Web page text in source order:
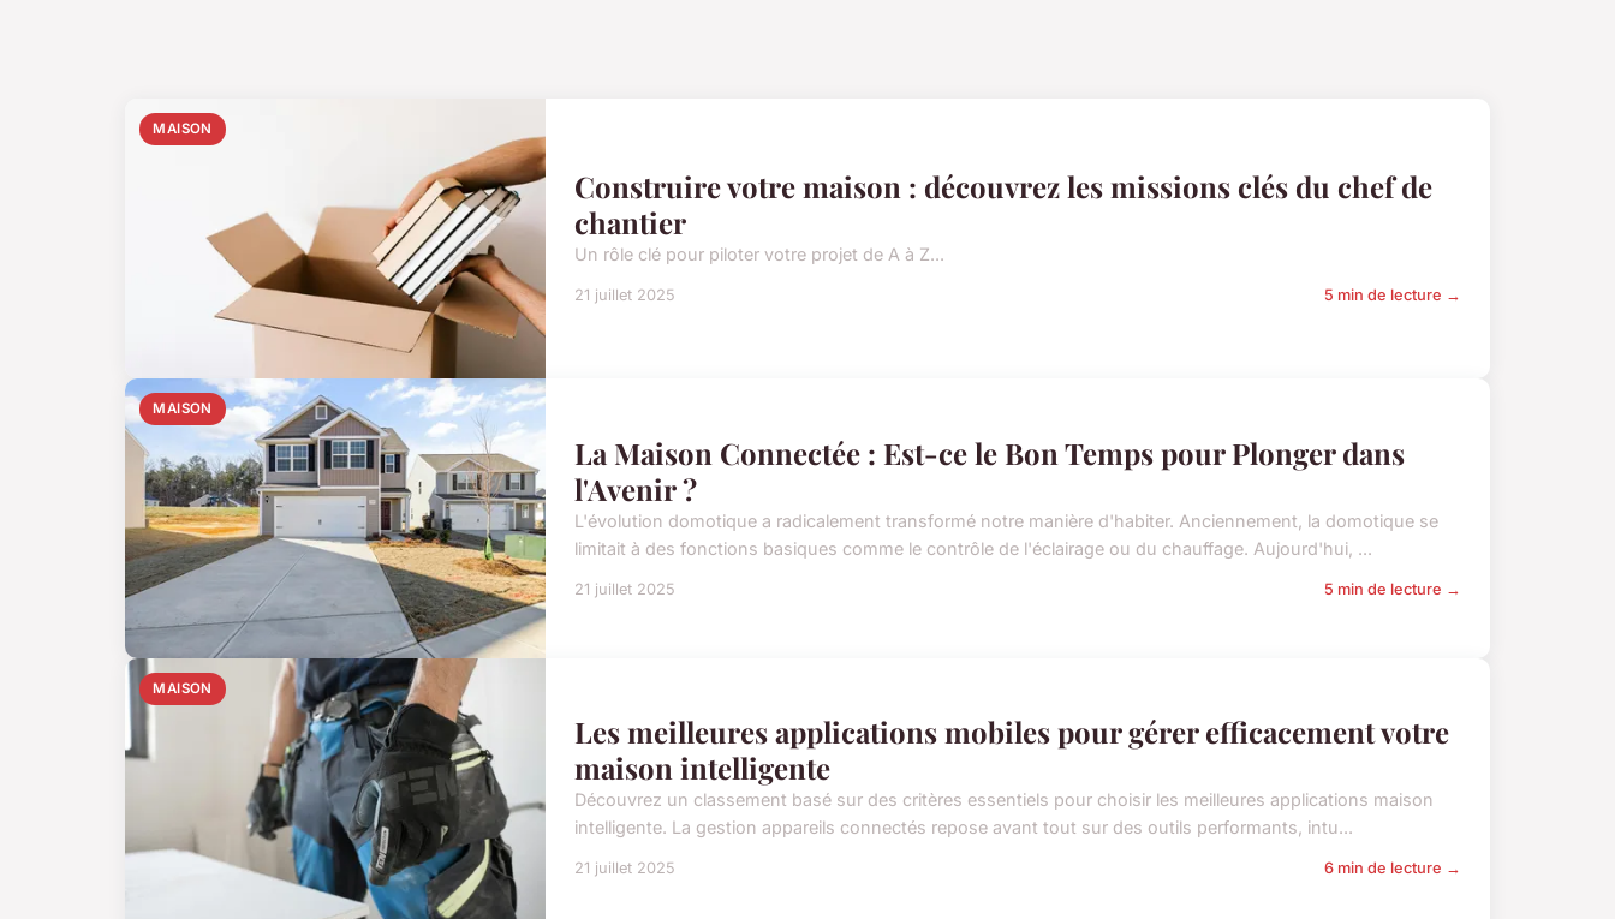
MAISON
Construire votre maison : découvrez les missions clés du chef de
chantier
Un rôle clé pour piloter votre projet de A à Z...
21 juillet 2025 5 min de lecture →
MAISON
La Maison Connectée : Est-ce le Bon Temps pour Plonger dans
l'Avenir ?
L'évolution domotique a radicalement transformé notre manière d'habiter. Anciennement, la domotique se
limitait à des fonctions basiques comme le contrôle de l'éclairage ou du chauffage. Aujourd'hui, ...
21 juillet 2025 5 min de lecture →
MAISON
Les meilleures applications mobiles pour gérer efficacement votre
maison intelligente
Découvrez un classement basé sur des critères essentiels pour choisir les meilleures applications maison
intelligente. La gestion appareils connectés repose avant tout sur des outils performants, intu...
21 juillet 2025 6 min de lecture →